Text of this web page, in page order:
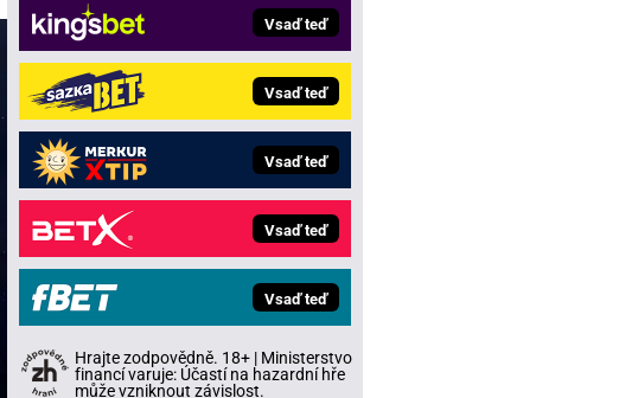
Vsaď teď
Vsaď teď
Vsaď teď
Vsaď teď
Vsaď teď
Hrajte zodpovědně. 18+ | Ministerstvo
financí varuje: Účastí na hazardní hře
může vzniknout závislost.